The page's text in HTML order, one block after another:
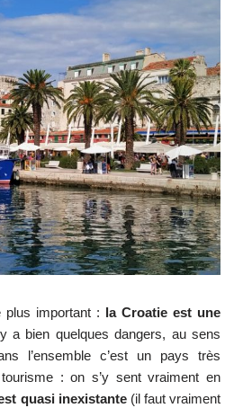
plus important : la Croatie est une
a bien quelques dangers, au sens
l’ensemble c’est un pays très
: on s’y sent vraiment en
quasi inexistante(il faut vraiment